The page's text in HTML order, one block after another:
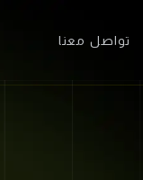
تواصل معنا